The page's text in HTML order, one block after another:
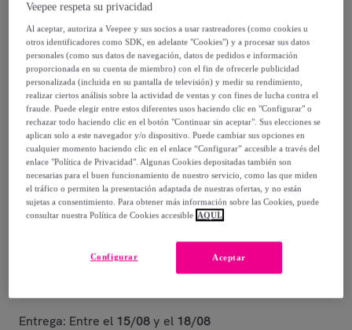
Modelo: TIGI Kit Bed Head Foxy Curls
Extreme Curl Mousse 6 Unidad x 250ml
52,90 €
101,40 €
-47%
Vendido porPENELOPE S.R.L.
Entrega: Entre el 15/08y el 18/08
Veepee respeta su privacidad
Al aceptar, autoriza a Veepee y sus socios a usar rastreadores (como cookies u
otros identificadores como SDK, en adelante "Cookies") y a procesar sus datos
personales (como sus datos de navegación, datos de pedidos e información
proporcionada en su cuenta de miembro) con el fin de ofrecerle publicidad
personalizada (incluida en su pantalla de televisión) y medir su rendimiento,
realizar ciertos análisis sobre la actividad de ventas y con fines de lucha contra el
fraude. Puede elegir entre estos diferentes usos haciendo clic en "Configurar" o
rechazar todo haciendo clic en el botón "Continuar sin aceptar". Sus elecciones se
aplican solo a este navegador y/o dispositivo. Puede cambiar sus opciones en
cualquier momento haciendo clic en el enlace “Configurar” accesible a través del
enlace "Política de Privacidad". Algunas Cookies depositadas también son
necesarias para el buen funcionamiento de nuestro servicio, como las que miden
el tráfico o permiten la presentación adaptada de nuestras ofertas, y no están
sujetas a consentimiento. Para obtener más información sobre las Cookies, puede
consultar nuestra Política de Cookies accesible AQUÍ.
Aceptar
Configurar